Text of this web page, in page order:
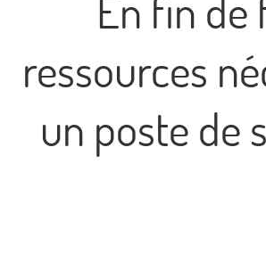
ressources
un poste de